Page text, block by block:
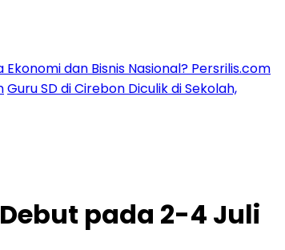
Ekonomi dan Bisnis Nasional? Persrilis.com
Guru SD di Cirebon Diculik di Sekolah,
pada 2-4 Juli